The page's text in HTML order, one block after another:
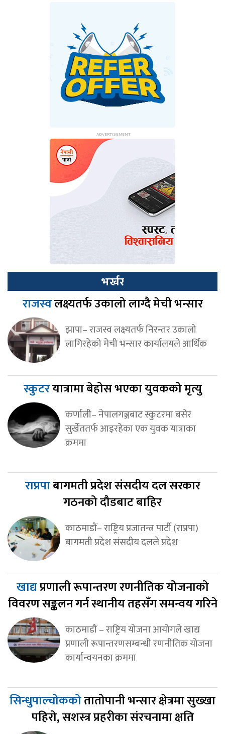
भर्खर
राजस्वलक्ष्यतर्फ उकालो लाग्दै मेची भन्सार
झापा– राजस्व लक्ष्यतर्फ निरन्तर उकालो
लागिरहेको मेची भन्सार कार्यालयले आर्थिक
स्कुटरयात्रामा बेहोस भएका युवकको मृत्यु
कर्णाली– नेपालगञ्जबाट स्कुटरमा बसेर
सुर्खेततर्फ आइरहेका एक युवक यात्राका
क्रममा
राप्रपाबागमती प्रदेश संसदीय दल सरकार
गठनको दौडबाट बाहिर
काठमाडौं– राष्ट्रिय प्रजातन्त्र पार्टी (राप्रपा)
बागमती प्रदेश संसदीय दलले प्रदेश
खाद्यप्रणाली रूपान्तरण रणनीतिक योजनाको
विवरण सङ्कलन गर्न स्थानीय तहसँग समन्वय गरिने
काठमाडौं – राष्ट्रिय योजना आयोगले खाद्य
प्रणाली रूपान्तरणसम्बन्धी रणनीतिक योजना
कार्यान्वयनका क्रममा
सिन्धुपाल्चोककोतातोपानी भन्सार क्षेत्रमा सुख्खा
पहिरो, सशस्त्र प्रहरीका संरचनामा क्षति